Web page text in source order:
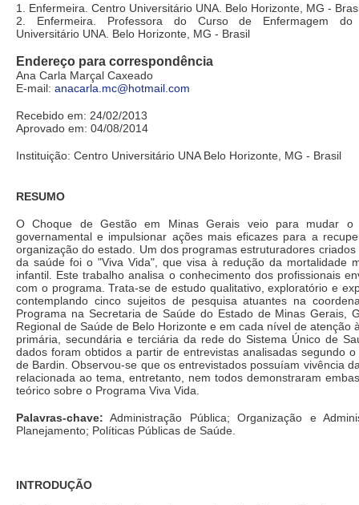
1. Enfermeira. Centro Universitário UNA. Belo Horizonte, MG -
2. Enfermeira. Professora do Curso de Enfermagem do
Universitário UNA. Belo Horizonte, MG - Brasil
Endereço para correspondência
Ana Carla Marçal Caxeado
E-mail: anacarla.mc@hotmail.com
Recebido em: 24/02/2013
Aprovado em: 04/08/2014
Instituição: Centro Universitário UNA Belo Horizonte, MG - Brasil
RESUMO
O Choque de Gestão em Minas Gerais veio para mudar o
governamental e impulsionar ações mais eficazes para a
organização do estado. Um dos programas estruturadores criados
da saúde foi o "Viva Vida", que visa à redução da mortalidade
infantil. Este trabalho analisa o conhecimento dos profissionais
com o programa. Trata-se de estudo qualitativo, exploratório e
contemplando cinco sujeitos de pesquisa atuantes na
Programa na Secretaria de Saúde do Estado de Minas Gerais,
Regional de Saúde de Belo Horizonte e em cada nível de atenção
primária, secundária e terciária da rede do Sistema Único de
dados foram obtidos a partir de entrevistas analisadas segundo o
de Bardin. Observou-se que os entrevistados possuíam vivência
relacionada ao tema, entretanto, nem todos demonstraram
teórico sobre o Programa Viva Vida.
Palavras-chave: Administração Pública; Organização e
Planejamento; Políticas Públicas de Saúde.
INTRODUÇÃO